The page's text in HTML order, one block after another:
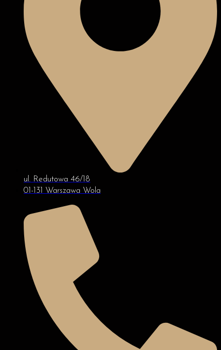
ul. Redutowa 46/18
01-131 Warszawa Wola